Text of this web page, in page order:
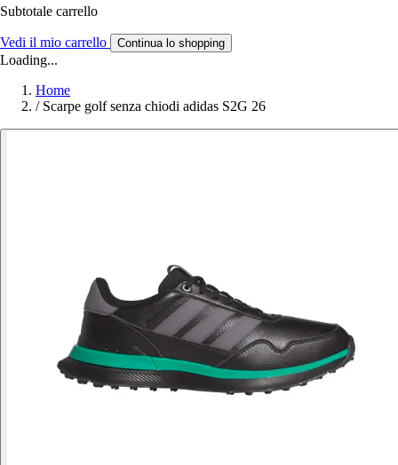
Subtotale carrello
Vedi il mio carrello Continua lo shopping
Loading...
Home
/ Scarpe golf senza chiodi adidas S2G 26